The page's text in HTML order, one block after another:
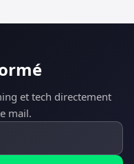
et tech directement
mail.